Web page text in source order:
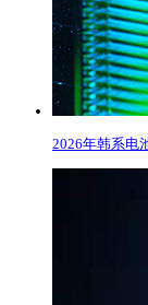
2026年韩系电